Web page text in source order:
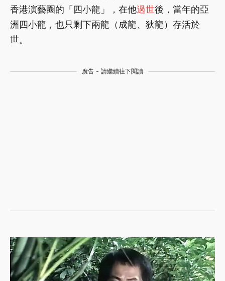
香港演藝圈的「四小龍」，在他過世後，當年的亞
洲四小龍，也只剩下兩龍（成龍、狄龍）存活於
世。
廣告 - 請繼續往下閱讀